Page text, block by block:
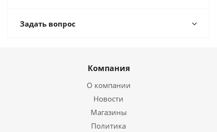
Задать вопрос
Компания
О компании
Новости
Магазины
Политика